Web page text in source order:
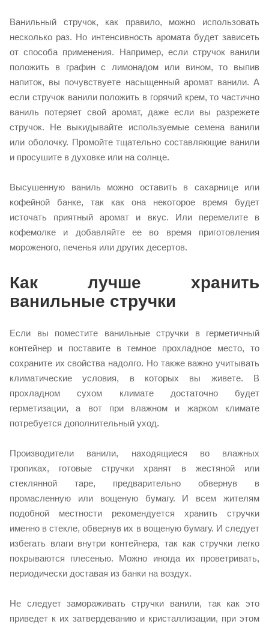
Ванильный стручок, как правило, можно использовать
несколько раз. Но интенсивность аромата будет зависеть
от способа применения. Например, если стручок ванили
положить в графин с лимонадом или вином, то выпив
напиток, вы почувствуете насыщенный аромат ванили. А
если стручок ванили положить в горячий крем, то частично
ваниль потеряет свой аромат, даже если вы разрежете
стручок. Не выкидывайте используемые семена ванили
или оболочку. Промойте тщательно составляющие ванили
и просушите в духовке или на солнце.
Высушенную ваниль можно оставить в сахарнице или
кофейной банке, так как она некоторое время будет
источать приятный аромат и вкус. Или перемелите в
кофемолке и добавляйте ее во время приготовления
мороженого, печенья или других десертов.
Как лучше хранить
ванильные стручки
Если вы поместите ванильные стручки в герметичный
контейнер и поставите в темное прохладное место, то
сохраните их свойства надолго. Но также важно учитывать
климатические условия, в которых вы живете. В
прохладном сухом климате достаточно будет
герметизации, а вот при влажном и жарком климате
потребуется дополнительный уход.
Производители ванили, находящиеся во влажных
тропиках, готовые стручки хранят в жестяной или
стеклянной таре, предварительно обвернув в
промасленную или вощеную бумагу. И всем жителям
подобной местности рекомендуется хранить стручки
именно в стекле, обвернув их в вощеную бумагу. И следует
избегать влаги внутри контейнера, так как стручки легко
покрываются плесенью. Можно иногда их проветривать,
периодически доставая из банки на воздух.
Не следует замораживать стручки ванили, так как это
приведет к их затвердеванию и кристаллизации, при этом